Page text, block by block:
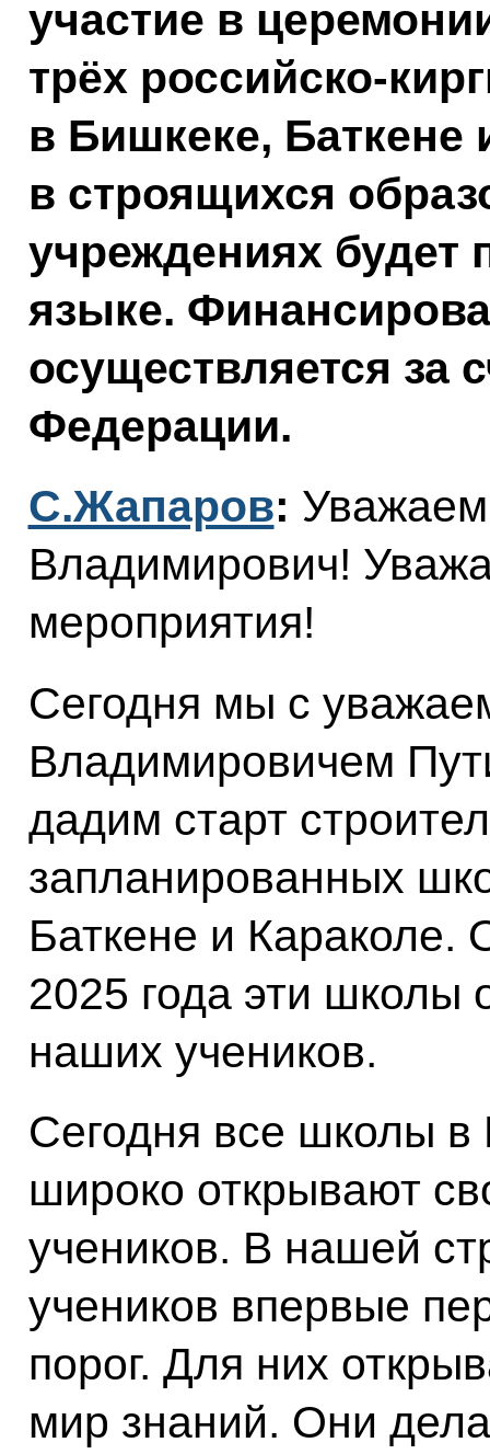
участие в
трёх российско-
в Бишкеке, Баткене
в строящихся
учреждениях будет
языке.
осуществляется за
Федерации.
С.Жапаров:
Владимирович!
мероприятия!
Сегодня мы с
Владимировичем
дадим старт
запланированных
Баткене и Караколе.
2025 года эти школы
наших учеников.
Сегодня все школы в
широко открывают
учеников. В нашей
учеников впервые
порог. Для них
мир знаний. Они